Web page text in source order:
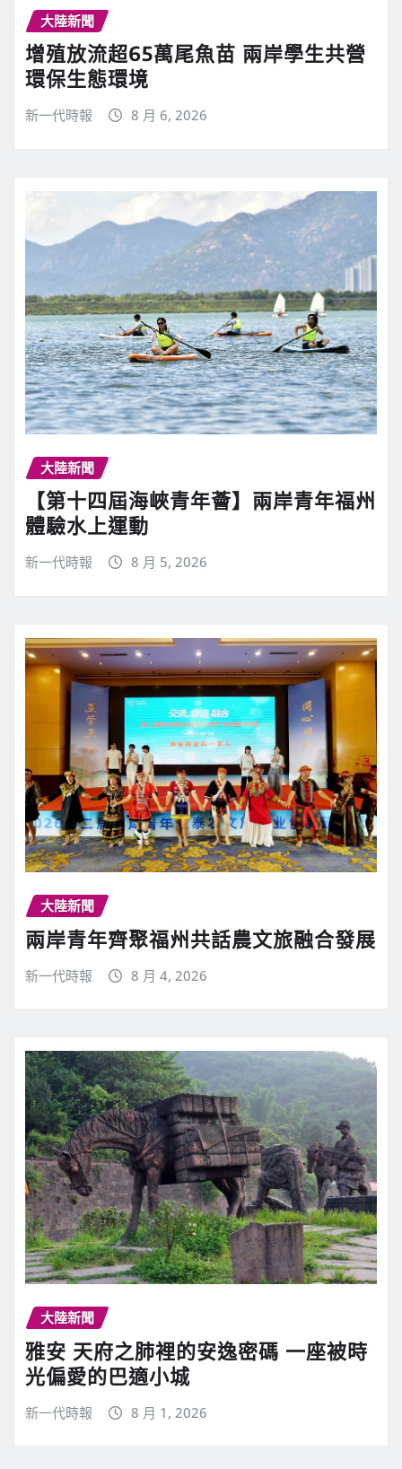
大陸新聞
增殖放流超65萬尾魚苗 兩岸學生共營
環保生態環境
新一代時報 8 月 6, 2026
大陸新聞
【第十四屆海峽青年薈】兩岸青年福州
體驗水上運動
新一代時報 8 月 5, 2026
大陸新聞
兩岸青年齊聚福州共話農文旅融合發展
新一代時報 8 月 4, 2026
大陸新聞
雅安 天府之肺裡的安逸密碼 一座被時
光偏愛的巴適小城
新一代時報 8 月 1, 2026